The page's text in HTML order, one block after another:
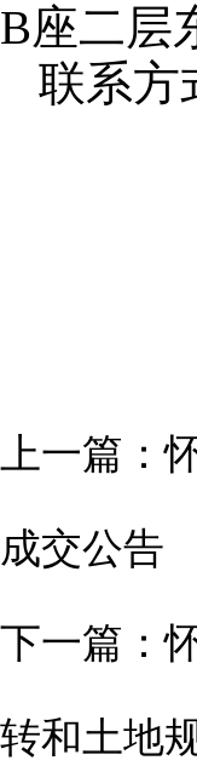
B座二层
联系方
上一篇：
成交公告
下一篇：
转和土地